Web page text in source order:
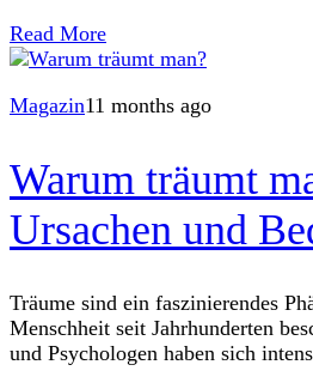
Read More
Magazin11 months ago
Warum träumt
Ursachen und
Träume sind ein faszinierendes
Menschheit seit Jahrhunderten
und Psychologen haben sich